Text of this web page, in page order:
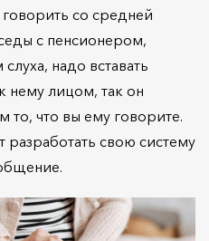
со средней
с пенсионером,
надо вставать
нему лицом, так он
то, что вы ему говорите.
свою систему